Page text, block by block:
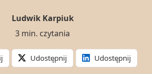
Ludwik Karpiuk
3 min. czytania
Udostępnij Udostępnij